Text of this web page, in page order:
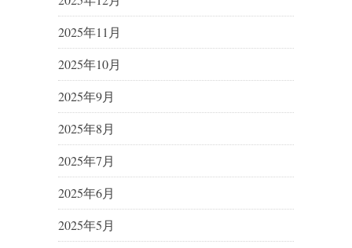
2025年11月
2025年10月
2025年9月
2025年8月
2025年7月
2025年6月
2025年5月